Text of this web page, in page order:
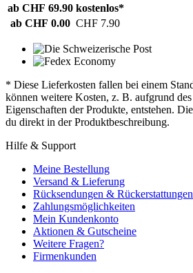
ab CHF 69.90 kostenlos*
ab CHF 0.00 CHF 7.90
* Diese Lieferkosten fallen bei einem
können weitere Kosten, z. B. aufgrund
Eigenschaften der Produkte, entstehen.
du direkt in der Produktbeschreibung.
Hilfe & Support
Meine Bestellung
Versand & Lieferung
Rücksendungen & Rückerstattungen
Zahlungsmöglichkeiten
Mein Kundenkonto
Aktionen & Gutscheine
Weitere Fragen?
Firmenkunden